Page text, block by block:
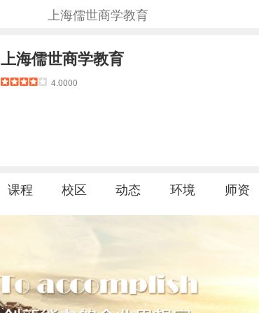
上海儒世商学教育
上海儒世商学教育
4.0000
课程 校区 动态 环境 师资